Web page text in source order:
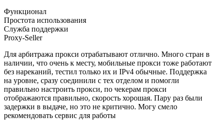
Функционал
Простота использования
Служба поддержки
Proxy-Seller
Для арбитража прокси отрабатывают отлично. Много стран в
наличии, что очень к месту, мобильные прокси тоже работают
без нареканий, тестил только их и IPv4 обычные. Поддержка
на уровне, сразу соединили с тех отделом и помогли
правильно настроить прокси, по чекерам прокси
отображаются правильно, скорость хорошая. Пару раз были
задержки в выдаче, но это не критично. Могу смело
рекомендовать сервис для работы